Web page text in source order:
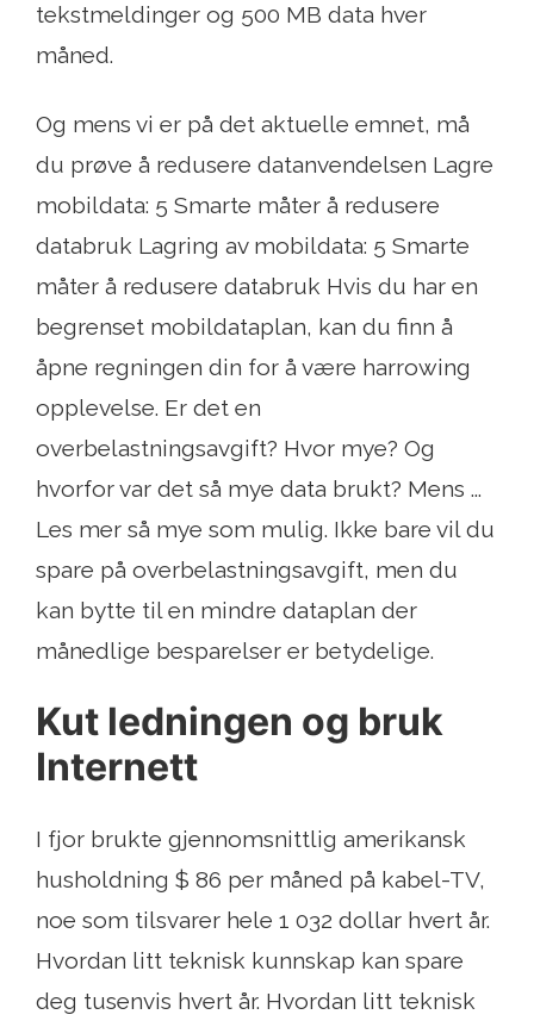
tekstmeldinger og 500 MB data hver
måned.
Og mens vi er på det aktuelle emnet, må
du prøve å redusere datanvendelsen Lagre
mobildata: 5 Smarte måter å redusere
databruk Lagring av mobildata: 5 Smarte
måter å redusere databruk Hvis du har en
begrenset mobildataplan, kan du finn å
åpne regningen din for å være harrowing
opplevelse. Er det en
overbelastningsavgift? Hvor mye? Og
hvorfor var det så mye data brukt? Mens ...
Les mer så mye som mulig. Ikke bare vil du
spare på overbelastningsavgift, men du
kan bytte til en mindre dataplan der
månedlige besparelser er betydelige.
Kut ledningen og bruk
Internett
I fjor brukte gjennomsnittlig amerikansk
husholdning $ 86 per måned på kabel-TV,
noe som tilsvarer hele 1 032 dollar hvert år.
Hvordan litt teknisk kunnskap kan spare
deg tusenvis hvert år. Hvordan litt teknisk